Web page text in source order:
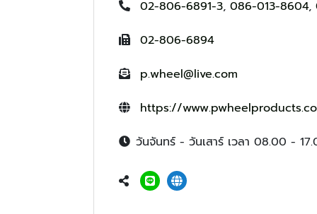
02-806-6891-3, 086-013-8604,
02-806-6894
p.wheel@live.com
https://
วันจันทร์ - วันเสาร์ เวลา 08.00 -